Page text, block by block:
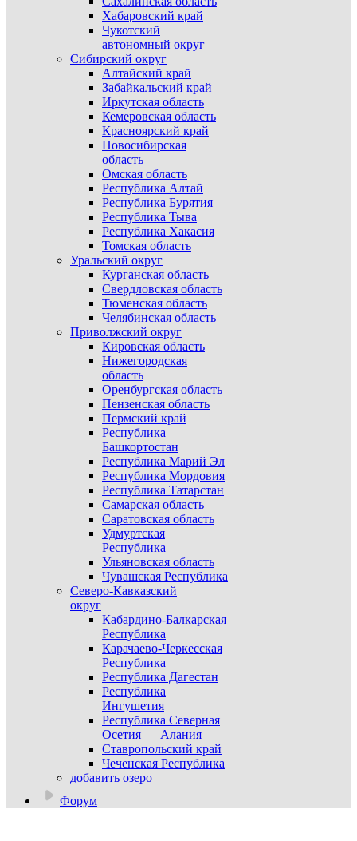
Хабаровский край
Чукотский
автономный округ
Сибирский округ
Алтайский край
Забайкальский край
Иркутская область
Кемеровская область
Красноярский край
Новосибирская
область
Омская область
Республика Алтай
Республика Бурятия
Республика Тыва
Республика Хакасия
Томская область
Уральский округ
Курганская область
Свердловская область
Тюменская область
Челябинская область
Приволжский округ
Кировская область
Нижегородская
область
Оренбургская область
Пензенская область
Пермский край
Республика
Башкортостан
Республика Марий Эл
Республика Мордовия
Республика Татарстан
Самарская область
Саратовская область
Удмуртская
Республика
Ульяновская область
Чувашская Республика
Северо-Кавказский
округ
Кабардино-Балкарская
Республика
Карачаево-Черкесская
Республика
Республика Дагестан
Республика
Ингушетия
Республика Северная
Осетия — Алания
Ставропольский край
Чеченская Республика
добавить озеро
Форум